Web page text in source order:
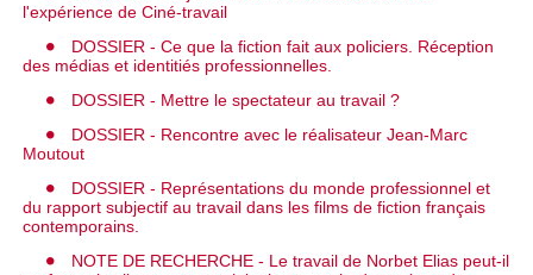
l'expérience de Ciné-travail
DOSSIER - Ce que la fiction fait aux policiers. Réception
des médias et identitiés professionnelles.
DOSSIER - Mettre le spectateur au travail ?
DOSSIER - Rencontre avec le réalisateur Jean-Marc
Moutout
DOSSIER - Représentations du monde professionnel et
du rapport subjectif au travail dans les films de fiction français
contemporains.
NOTE DE RECHERCHE - Le travail de Norbet Elias peut-il